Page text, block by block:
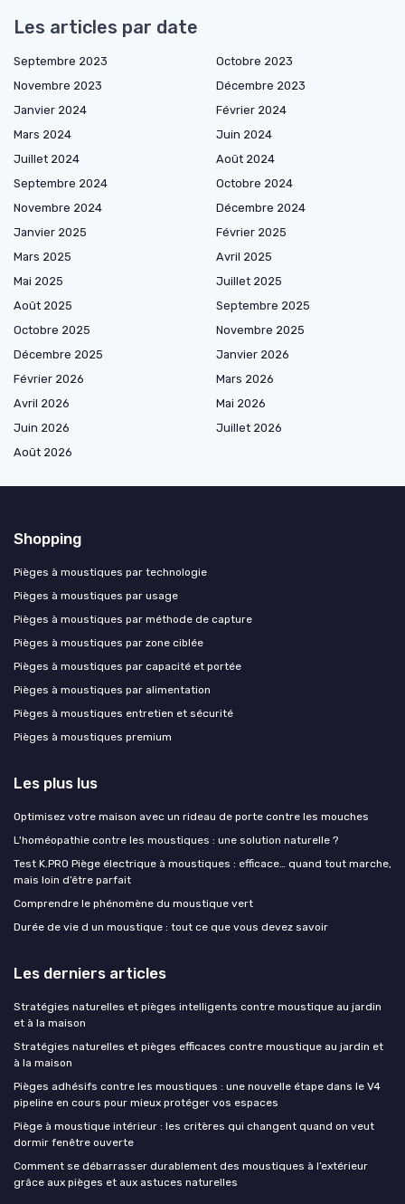
Les articles par date
Septembre 2023
Octobre 2023
Novembre 2023
Décembre 2023
Janvier 2024
Février 2024
Mars 2024
Juin 2024
Juillet 2024
Août 2024
Septembre 2024
Octobre 2024
Novembre 2024
Décembre 2024
Janvier 2025
Février 2025
Mars 2025
Avril 2025
Mai 2025
Juillet 2025
Août 2025
Septembre 2025
Octobre 2025
Novembre 2025
Décembre 2025
Janvier 2026
Février 2026
Mars 2026
Avril 2026
Mai 2026
Juin 2026
Juillet 2026
Août 2026
Shopping
Pièges à moustiques par technologie
Pièges à moustiques par usage
Pièges à moustiques par méthode de capture
Pièges à moustiques par zone ciblée
Pièges à moustiques par capacité et portée
Pièges à moustiques par alimentation
Pièges à moustiques entretien et sécurité
Pièges à moustiques premium
Les plus lus
Optimisez votre maison avec un rideau de porte contre les mouches
L'homéopathie contre les moustiques : une solution naturelle ?
Test K.PRO Piège électrique à moustiques : efficace… quand tout marche,
mais loin d’être parfait
Comprendre le phénomène du moustique vert
Durée de vie d un moustique : tout ce que vous devez savoir
Les derniers articles
Stratégies naturelles et pièges intelligents contre moustique au jardin
et à la maison
Stratégies naturelles et pièges efficaces contre moustique au jardin et
à la maison
Pièges adhésifs contre les moustiques : une nouvelle étape dans le V4
pipeline en cours pour mieux protéger vos espaces
Piège à moustique intérieur : les critères qui changent quand on veut
dormir fenêtre ouverte
Comment se débarrasser durablement des moustiques à l’extérieur
grâce aux pièges et aux astuces naturelles